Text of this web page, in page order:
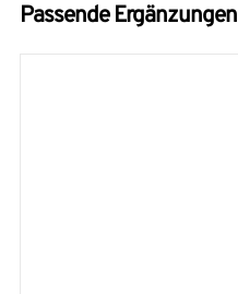
Passende Ergänzungen